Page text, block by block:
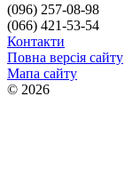
(096) 257-08-98
(066) 421-53-54
Контакти
Повна версія сайту
Мапа сайту
© 2026